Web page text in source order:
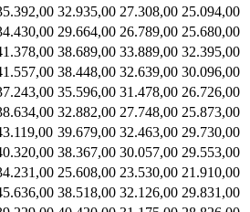
32.935,00 27.308,00 25.094,00
29.664,00 26.789,00 25.680,00
38.689,00 33.889,00 32.395,00
38.448,00 32.639,00 30.096,00
35.596,00 31.478,00 26.726,00
32.882,00 27.748,00 25.873,00
39.679,00 32.463,00 29.730,00
38.367,00 30.057,00 29.553,00
25.608,00 23.530,00 21.910,00
38.518,00 32.126,00 29.831,00